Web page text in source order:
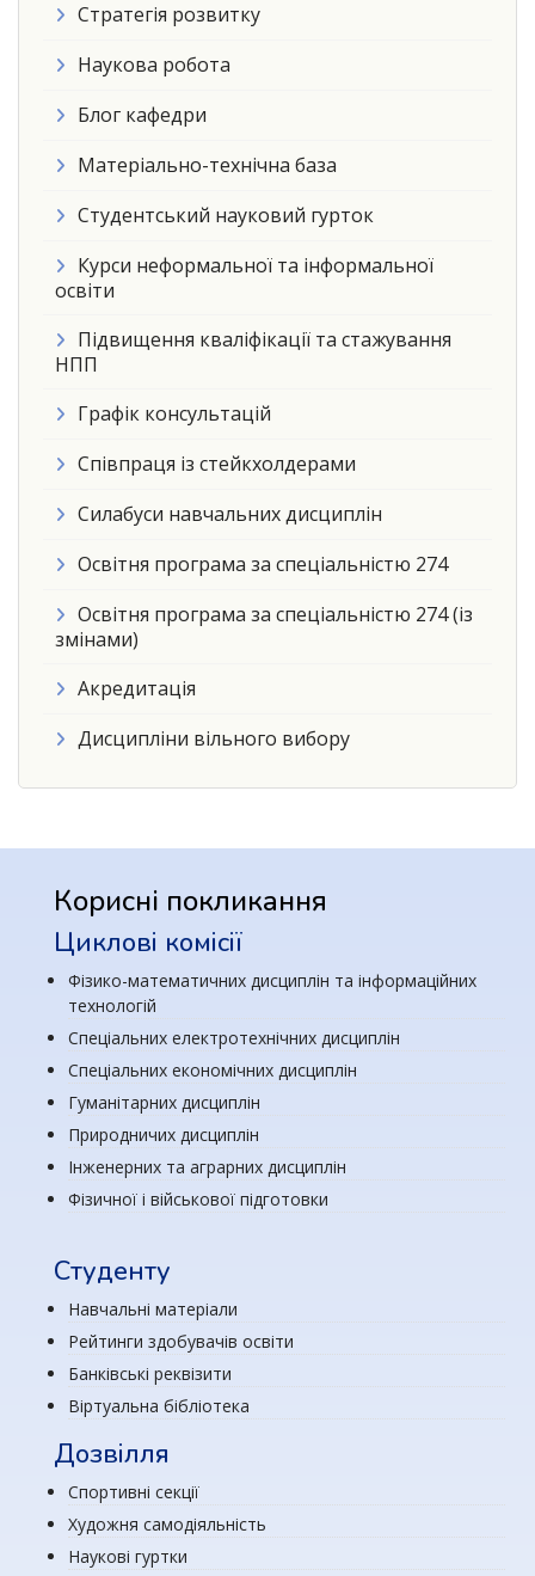
Стратегія розвитку
Наукова робота
Блог кафедри
Матеріально-технічна база
Студентський науковий гурток
Курси неформальної та інформальної
освіти
Підвищення кваліфікації та стажування
НПП
Графік консультацій
Співпраця із стейкхолдерами
Силабуси навчальних дисциплін
Освітня програма за спеціальністю 274
Освітня програма за спеціальністю 274 (із
змінами)
Акредитація
Дисципліни вільного вибору
Корисні покликання
Циклові комісії
Фізико-математичних дисциплін та інформаційних
технологій
Спеціальних електротехнічних дисциплін
Спеціальних економічних дисциплін
Гуманітарних дисциплін
Природничих дисциплін
Інженерних та аграрних дисциплін
Фізичної і військової підготовки
Студенту
Навчальні матеріали
Рейтинги здобувачів освіти
Банківські реквізити
Віртуальна бібліотека
Дозвілля
Спортивні секції
Художня самодіяльність
Наукові гуртки